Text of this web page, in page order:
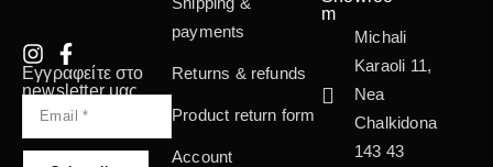
Εγγραφείτε στο
newsletter μας
payments
Returns & refunds
Product return form
Account
m
Michali
Karaoli 11,
Nea
Chalkidona
143 43